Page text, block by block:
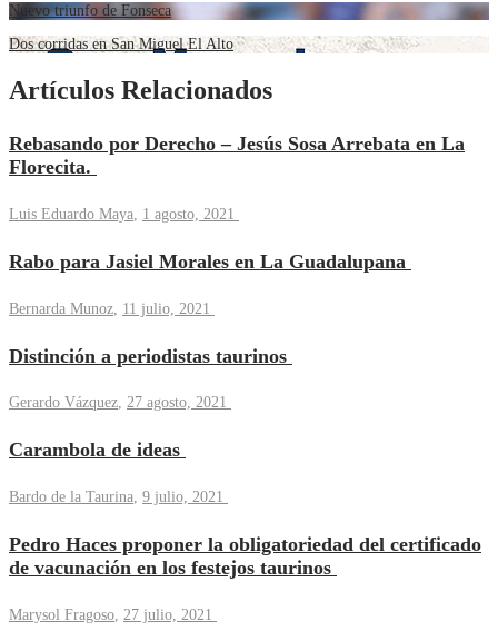
Nuevo triunfo de Fonseca
Dos corridas en San Miguel El Alto
Artículos Relacionados
Rebasando por Derecho – Jesús Sosa Arrebata en La
Florecita.
Luis Eduardo Maya 1 agosto, 2021
Rabo para Jasiel Morales en La Guadalupana
Bernarda Munoz 11 julio, 2021
Distinción a periodistas taurinos
Gerardo Vázquez, 27 agosto, 2021
Carambola de ideas
Bardo de la Taurina, 9 julio, 2021
Pedro Haces proponer la obligatoriedad del certificado
de vacunación en los festejos taurinos
Marysol Fragoso, 27 julio, 2021